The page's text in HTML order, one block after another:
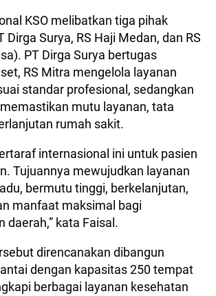
KSO melibatkan tiga pihak
Dirga Surya, RS Haji Medan, dan RS
PT Dirga Surya bertugas
RS Mitra mengelola layanan
standar profesional, sedangkan
mutu layanan, tata
rumah sakit.
internasional ini untuk pasien
Tujuannya mewujudkan layanan
bermutu tinggi, berkelanjutan,
manfaat maksimal bagi
daerah,” kata Faisal.
direncanakan dibangun
dengan kapasitas 250 tempat
berbagai layanan kesehatan